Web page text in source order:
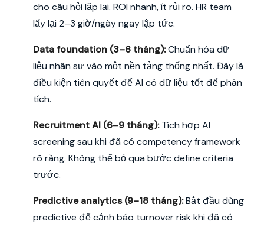
cho câu hỏi lặp lại. ROI nhanh, ít rủi ro. HR team
lấy lại 2–3 giờ/ngày ngay lập tức.
Data foundation (3–6 tháng):Chuẩn hóa dữ
liệu nhân sự vào một nền tảng thống nhất. Đây là
điều kiện tiên quyết để AI có dữ liệu tốt để phân
tích.
Recruitment AI (6–9 tháng):Tích hợp AI
screening sau khi đã có competency framework
rõ ràng. Không thể bỏ qua bước define criteria
trước.
Predictive analytics (9–18 tháng):Bắt đầu dùng
predictive để cảnh báo turnover risk khi đã có